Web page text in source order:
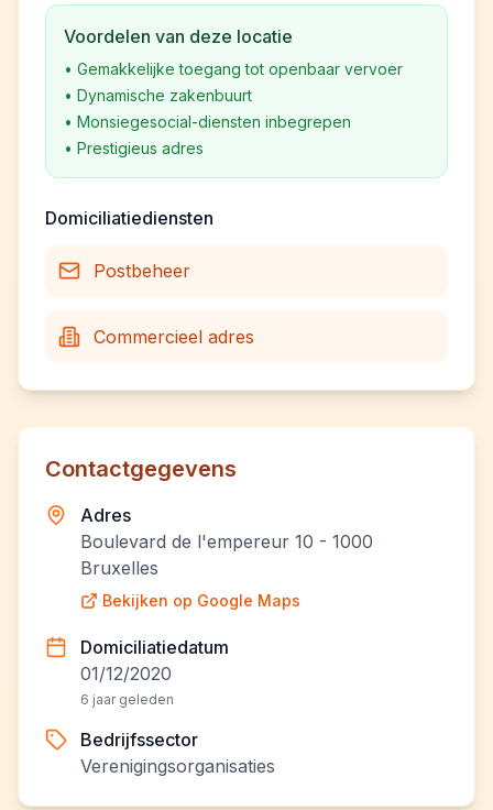
Voordelen van deze locatie
• Gemakkelijke toegang tot openbaar vervoer
• Dynamische zakenbuurt
• Monsiegesocial-diensten inbegrepen
• Prestigieus adres
Domiciliatiediensten
Postbeheer
Commercieel adres
Contactgegevens
Adres
Boulevard de l'empereur 10 - 1000
Bruxelles
Bekijken op Google Maps
Domiciliatiedatum
01/12/2020
6 jaar geleden
Bedrijfssector
Verenigingsorganisaties